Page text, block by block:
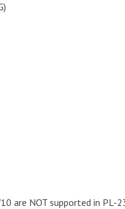
are NOT supported in PL-